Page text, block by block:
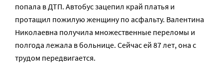
попала в ДТП. Автобус зацепил край платья и
протащил пожилую женщину по асфальту. Валентина
Николаевна получила множественные переломы и
полгода лежала в больнице. Сейчас ей 87 лет, она с
трудом передвигается.